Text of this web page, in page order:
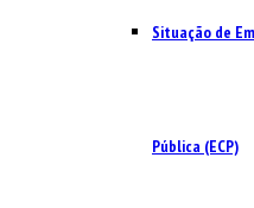
Situação de
Pública (ECP)